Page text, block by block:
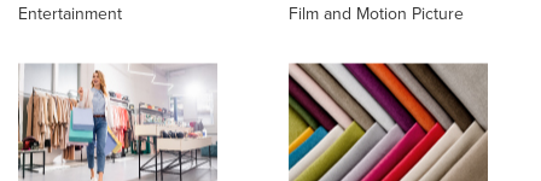
Entertainment Film and Motion Picture